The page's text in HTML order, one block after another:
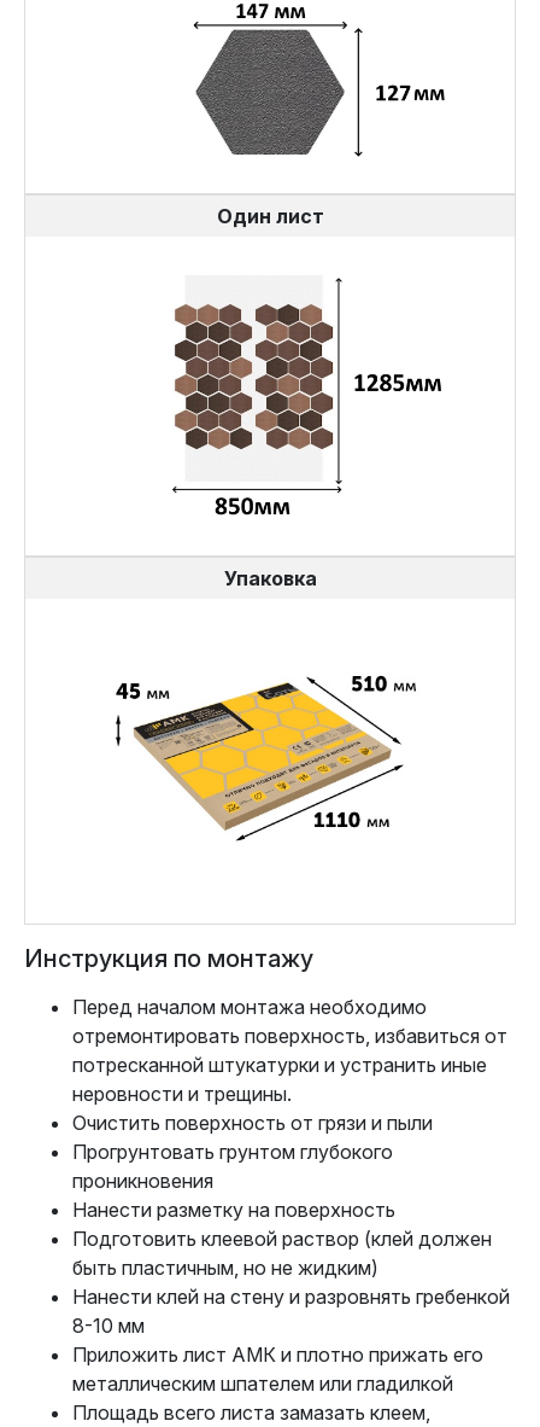
Один лист
Упаковка
Инструкция по монтажу
Перед началом монтажа необходимо
отремонтировать поверхность, избавиться от
потресканной штукатурки и устранить иные
неровности и трещины.
Очистить поверхность от грязи и пыли
Прогрунтовать грунтом глубокого
проникновения
Нанести разметку на поверхность
Подготовить клеевой раствор (клей должен
быть пластичным, но не жидким)
Нанести клей на стену и разровнять гребенкой
8-10 мм
Приложить лист АМК и плотно прижать его
металлическим шпателем или гладилкой
Площадь всего листа замазать клеем,